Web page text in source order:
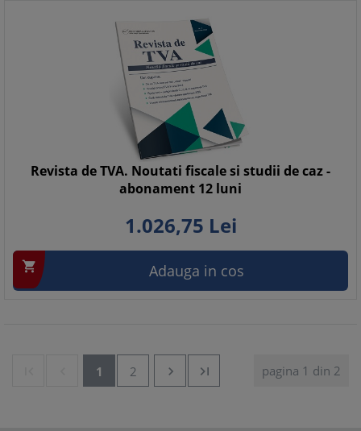
Revista de TVA. Noutati fiscale si studii de caz -
abonament 12 luni
1.026,75 Lei
 Adauga in cos
1 2 pagina 1 din 2

